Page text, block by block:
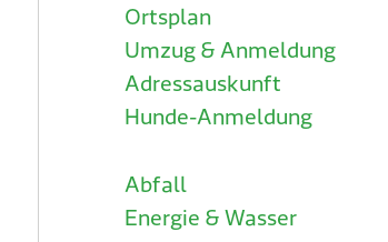
Ortsplan
Umzug & Anmeldung
Adressauskunft
Hunde-Anmeldung
Abfall
Energie & Wasser